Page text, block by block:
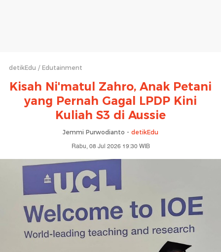
detikEdu Edutainment
Kisah Ni'matul Zahro, Anak Petani
yang Pernah Gagal LPDP Kini
Kuliah S3 di Aussie
Jemmi Purwodianto - detikEdu
Rabu, 08 Jul 2026 19:30 WIB